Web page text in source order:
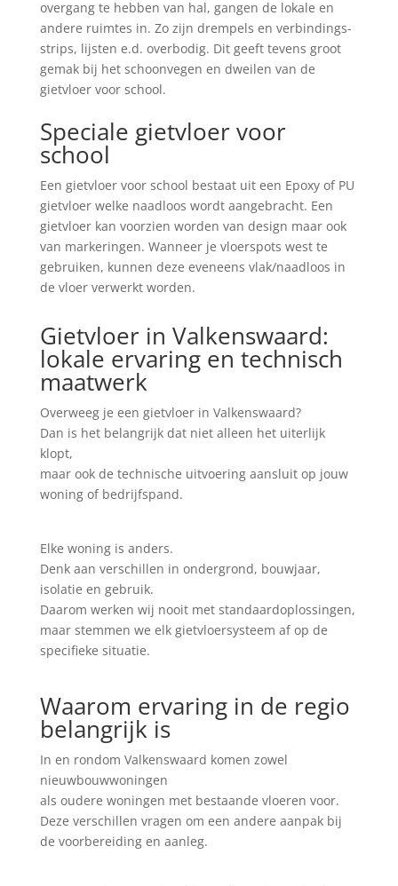
overgang te hebben van hal, gangen de lokale en
andere ruimtes in. Zo zijn drempels en verbindings-
strips, lijsten e.d. overbodig. Dit geeft tevens groot
gemak bij het schoonvegen en dweilen van de
gietvloer voor school.
Speciale gietvloer voor
school
Een gietvloer voor school bestaat uit een Epoxy of PU
gietvloer welke naadloos wordt aangebracht. Een
gietvloer kan voorzien worden van design maar ook
van markeringen. Wanneer je vloerspots west te
gebruiken, kunnen deze eveneens vlak/naadloos in
de vloer verwerkt worden.
Gietvloer in Valkenswaard:
lokale ervaring en technisch
maatwerk
Overweeg je een gietvloer in Valkenswaard?
Dan is het belangrijk dat niet alleen het uiterlijk
klopt,
maar ook de technische uitvoering aansluit op jouw
woning of bedrijfspand.
Elke woning is anders.
Denk aan verschillen in ondergrond, bouwjaar,
isolatie en gebruik.
Daarom werken wij nooit met standaardoplossingen,
maar stemmen we elk gietvloersysteem af op de
specifieke situatie.
Waarom ervaring in de regio
belangrijk is
In en rondom Valkenswaard komen zowel
nieuwbouwwoningen
als oudere woningen met bestaande vloeren voor.
Deze verschillen vragen om een andere aanpak bij
de voorbereiding en aanleg.